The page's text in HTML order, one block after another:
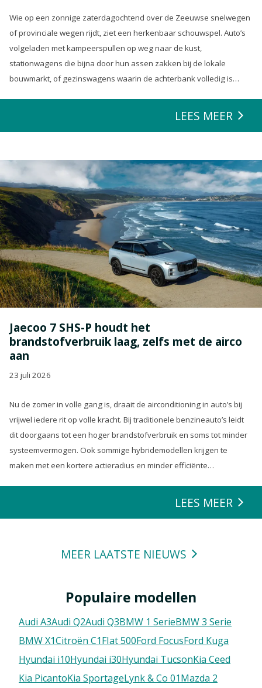
Wie op een zonnige zaterdagochtend over de Zeeuwse snelwegen
of provinciale wegen rijdt, ziet een herkenbaar schouwspel. Auto’s
volgeladen met kampeerspullen op weg naar de kust,
stationwagens die bijna door hun assen zakken bij de lokale
bouwmarkt, of gezinswagens waarin de achterbank volledig is
zeulen. We houden van onze auto’s en we verwachten dat ze alles
LEES MEER
Jaecoo 7 SHS-P houdt het
brandstofverbruik laag, zelfs met de airco
aan
23 juli 2026
Nu de zomer in volle gang is, draait de airconditioning in auto’s bij
vrijwel iedere rit op volle kracht. Bij traditionele benzineauto’s leidt
dit doorgaans tot een hoger brandstofverbruik en soms tot minder
systeemvermogen. Ook sommige hybridemodellen krijgen te
maken met een kortere actieradius en minder efficiënte
LEES MEER
MEER LAATSTE NIEUWS
Populaire modellen
Audi A3Audi Q2Audi Q3BMW 1 SerieBMW 3 Serie
BMW X1Citroën C1FIat 500Ford FocusFord Kuga
Hyundai i10Hyundai i30Hyundai TucsonKia Ceed
Kia PicantoKia SportageLynk & Co 01Mazda 2